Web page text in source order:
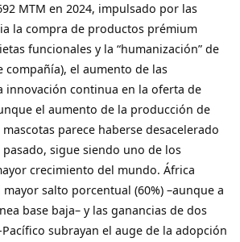
MTM en 2024, impulsado por las
la compra de productos prémium
funcionales y la “humanización” de
compañía), el aumento de las
innovación continua en la oferta de
el aumento de la producción de
parece haberse desacelerado
sigue siendo uno de los
crecimiento del mundo. África
salto porcentual (60%) –aunque a
base baja– y las ganancias de dos
subrayan el auge de la adopción